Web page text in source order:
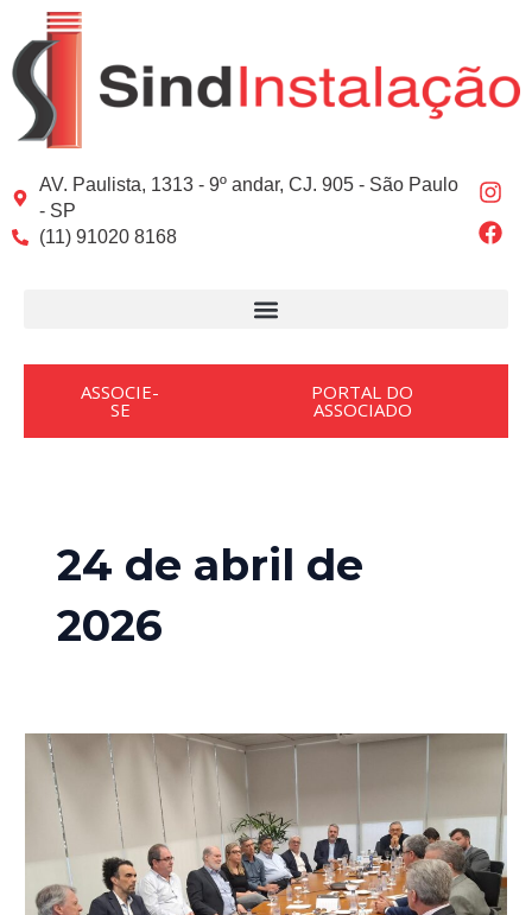
para
conteúdo
AV. Paulista, 1313 - 9º andar, CJ. 905 - São Paulo
- SP
(11) 91020 8168
I
n
s
t
m
F
a
c
e
ASSOCIE-
SE
PORTAL DO
ASSOCIADO
24 de abril de
2026
SINDINSTALAÇÃO
participa
reunião
diretoria
da